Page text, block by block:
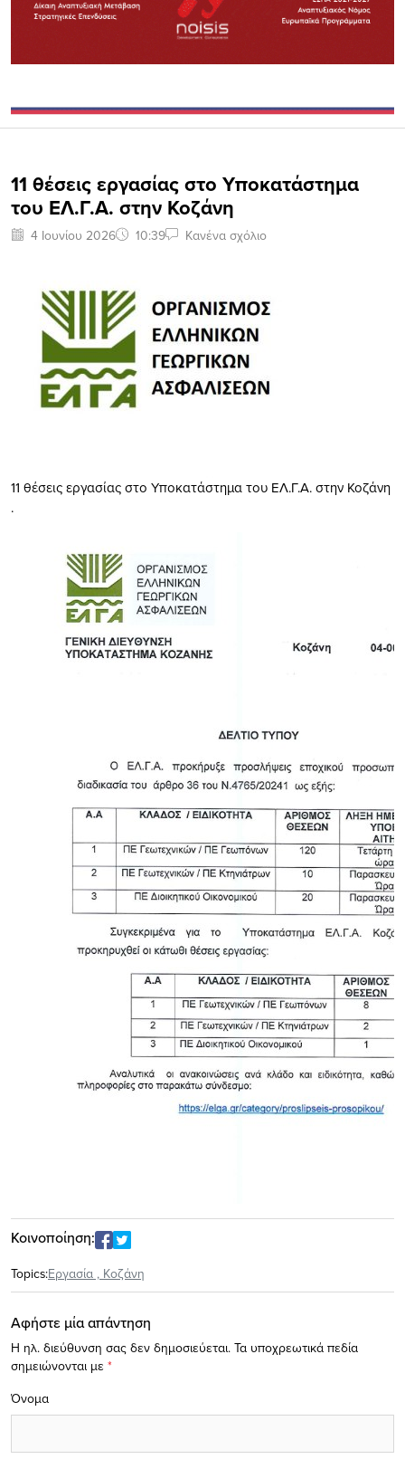
11 θέσεις εργασίας στο Υποκατάστημα
του ΕΛ.Γ.Α. στην Κοζάνη
4 Ιουνίου 2026 10:39 Κανένα σχόλιο
11 θέσεις εργασίας στο Υποκατάστημα του ΕΛ.Γ.Α. στην Κοζάνη
.
Κοινοποίηση:
Topics:Eργασία , Κοζάνη
Αφήστε μία απάντηση
Η ηλ. διεύθυνση σας δεν δημοσιεύεται. Τα υποχρεωτικά πεδία
σημειώνονται με *
Όνομα